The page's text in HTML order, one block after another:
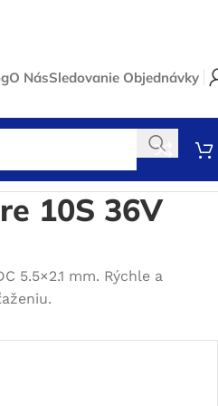
O NásSledovanie Objednávky
10S 36V
5.5×2.1 mm. Rýchle a